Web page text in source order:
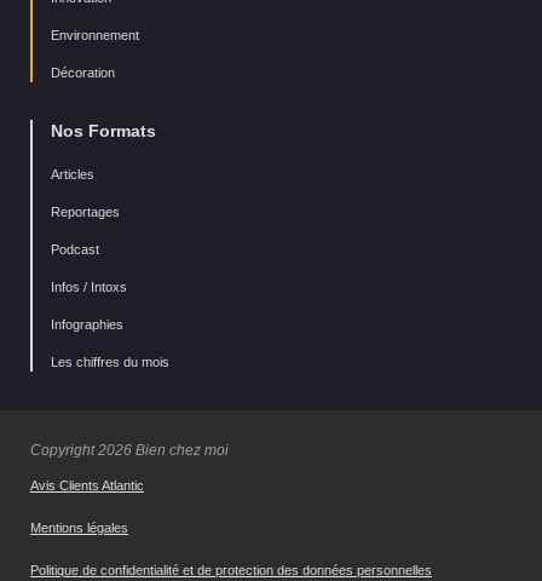
Environnement
Décoration
Nos Formats
Articles
Reportages
Podcast
Infos / Intoxs
Infographies
Les chiffres du mois
Copyright 2026 Bien chez moi
Avis Clients Atlantic
Mentions légales
Politique de confidentialité et de protection des données personnelles